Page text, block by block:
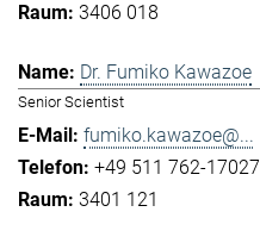
3406 018
Dr. Fumiko Kawazoe
Senior Scientist
fumiko.kawazoe@...
+49 511 762-17027
3401 121